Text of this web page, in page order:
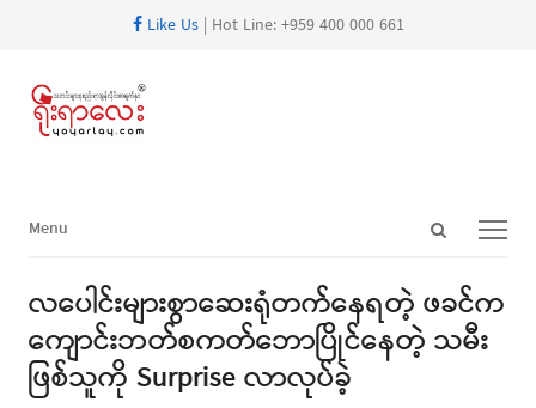
Like Us| Hot Line: +959 400 000 661
Open
panel
Menu
Menu
လပေါင်းများစွာဆေးရုံတက်နေရတဲ့ ဖခင်က
ကျောင်းဘတ်စကတ်ဘောပြိုင်နေတဲ့ သမီး
ဖြစ်သူကို Surprise လာလုပ်ခဲ့